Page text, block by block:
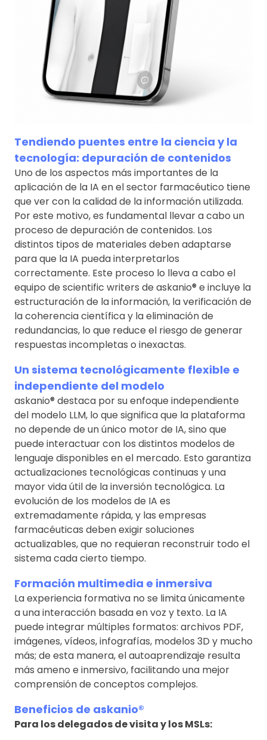
Tendiendo puentes entre la ciencia y la
tecnología: depuración de contenidos
Uno de los aspectos más importantes de la
aplicación de la IA en el sector farmacéutico tiene
que ver con la calidad de la información utilizada.
Por este motivo, es fundamental llevar a cabo un
proceso de depuración de contenidos. Los
distintos tipos de materiales deben adaptarse
para que la IA pueda interpretarlos
correctamente. Este proceso lo lleva a cabo el
equipo de scientific writers de askanio® e incluye la
estructuración de la información, la verificación de
la coherencia científica y la eliminación de
redundancias, lo que reduce el riesgo de generar
respuestas incompletas o inexactas.
Un sistema tecnológicamente flexible e
independiente del modelo
askanio® destaca por su enfoque independiente
del modelo LLM, lo que significa que la plataforma
no depende de un único motor de IA, sino que
puede interactuar con los distintos modelos de
lenguaje disponibles en el mercado. Esto garantiza
actualizaciones tecnológicas continuas y una
mayor vida útil de la inversión tecnológica. La
evolución de los modelos de IA es
extremadamente rápida, y las empresas
farmacéuticas deben exigir soluciones
actualizables, que no requieran reconstruir todo el
sistema cada cierto tiempo.
Formación multimedia e inmersiva
La experiencia formativa no se limita únicamente
a una interacción basada en voz y texto. La IA
puede integrar múltiples formatos: archivos PDF,
imágenes, vídeos, infografías, modelos 3D y mucho
más; de esta manera, el autoaprendizaje resulta
más ameno e inmersivo, facilitando una mejor
comprensión de conceptos complejos.
Beneficios de askanio®
Para los delegados de visita y los MSLs: